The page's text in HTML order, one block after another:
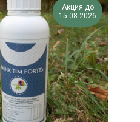
Акция до
15.08.2026